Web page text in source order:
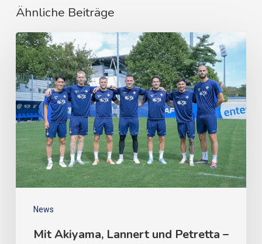
Ähnliche Beiträge
News
Mit Akiyama, Lannert und Petretta –